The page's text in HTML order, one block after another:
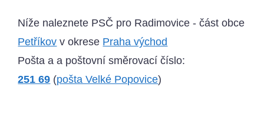
Níže naleznete PSČ pro Radimovice - část obce
Petříkov v okrese Praha východ
Pošta a a poštovní směrovací číslo:
251 69 (pošta Velké Popovice)